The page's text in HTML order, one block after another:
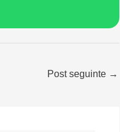
Post seguinte →